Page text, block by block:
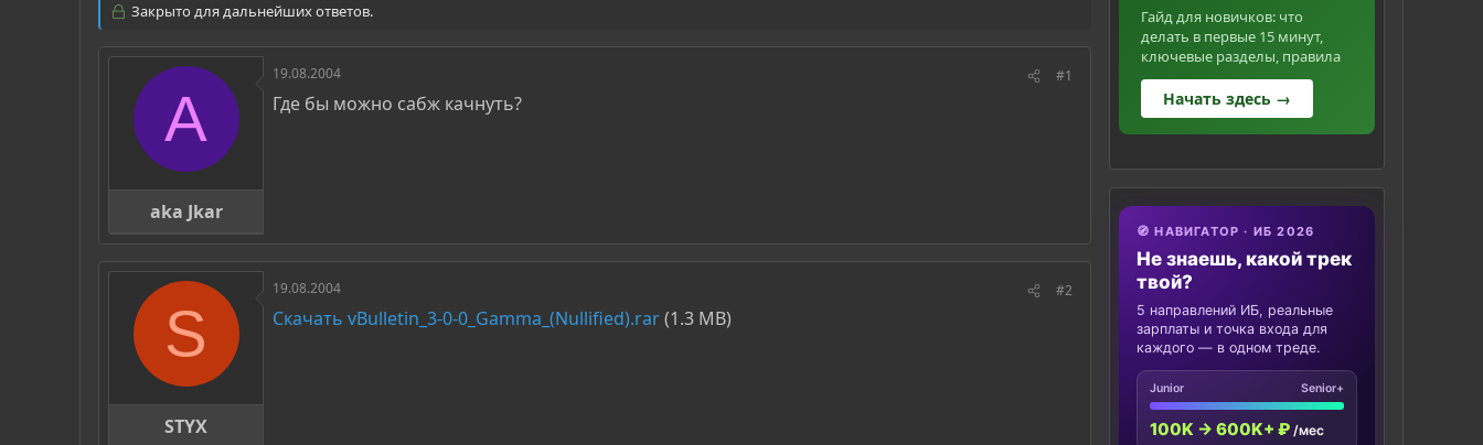
о
т
а
а
л
а
Закрыто для дальнейших ответов.
A
aka Jkar
19.08.2004 #1
Где бы можно сабж качнуть?
S
STYX
19.08.2004 #2
Скачать vBulletin_3-0-0_Gamma_(Nullified).rar(1.3 MB)
Гайд для новичков: что
делать в первые 15 минут,
ключевые разделы, правила
Начать здесь →
🧭 НАВИГАТОР · ИБ 2026
Не знаешь, какой трек
твой?
5 направлений ИБ, реальные
зарплаты и точка входа для
каждого — в одном треде.
Junior Senior+
100K → 600K+ ₽ /мес